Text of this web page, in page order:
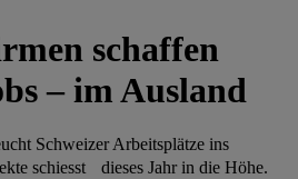
schaffen
– im Ausland
Schweizer ­Arbeitsplätze ins
schiesst dieses Jahr in die Höhe.